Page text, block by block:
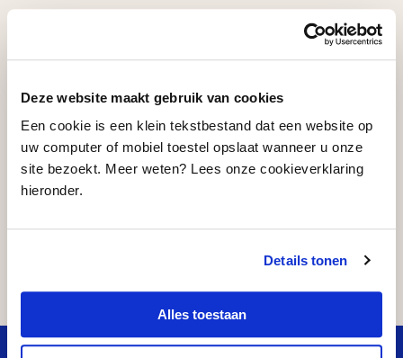
Deze website maakt gebruik van cookies
Een cookie is een klein tekstbestand dat een website op
uw computer of mobiel toestel opslaat wanneer u onze
site bezoekt. Meer weten? Lees onze cookieverklaring
hieronder.
Details tonen
Alles toestaan
Dans:13 maart 2023
Bekijk depagina over de beursaanvragenvoor
meer informatie.